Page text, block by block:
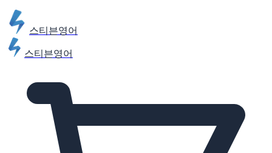
스티븐영어
스티븐영어